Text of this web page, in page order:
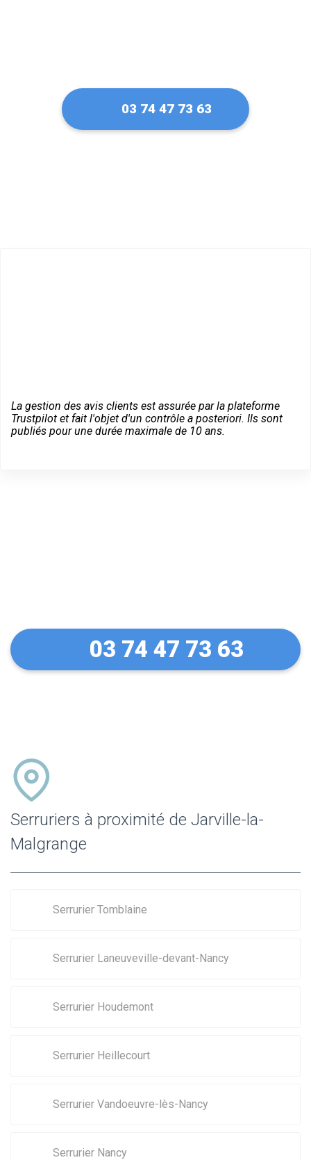
03 74 47 73 63
La gestion des avis clients est assurée par la plateforme
Trustpilot et fait l'objet d'un contrôle a posteriori. Ils sont
publiés pour une durée maximale de 10 ans.
03 74 47 73 63
Serruriers à proximité de Jarville-la-
Malgrange
Serrurier Tomblaine
Serrurier Laneuveville-devant-Nancy
Serrurier Houdemont
Serrurier Heillecourt
Serrurier Vandoeuvre-lès-Nancy
Serrurier Nancy